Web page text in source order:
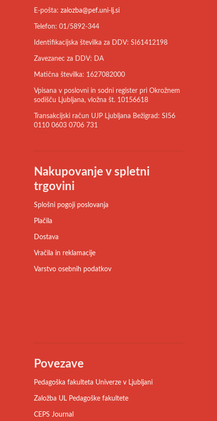
E-pošta: zalozba@pef.uni-lj.si
Telefon: 01/5892-344
Identifikacijska številka za DDV: SI61412198
Zavezanec za DDV: DA
Matična številka: 1627082000
Vpisana v poslovni in sodni register pri Okrožnem
sodišču Ljubljana, vložna št. 10156618
Transakcijski račun UJP Ljubljana Bežigrad: SI56
0110 0603 0706 731
Nakupovanje v spletni
trgovini
Splošni pogoji poslovanja
Plačila
Dostava
Vračila in reklamacije
Varstvo osebnih podatkov
Povezave
Pedagoška fakulteta Univerze v Ljubljani
Založba UL Pedagoške fakultete
CEPS Journal